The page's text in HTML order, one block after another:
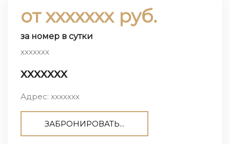
от ххххххх руб.
за номер в сутки
ххххххх
ххххххх
Адрес: ххххххх
ЗАБРОНИРОВАТЬ...